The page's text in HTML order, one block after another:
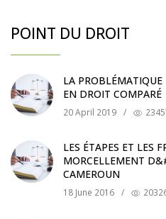
POINT DU DROIT
LA
EN DROIT COMPARÉ
20 April 2019 /
LES ÉTAPES ET LES
MORCELLEMENT
CAMEROUN
18 June 2016 /